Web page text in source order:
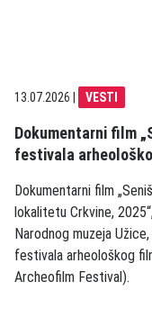
13.07.2026 VESTI
Dokumentarni film
festivala
Dokumentarni film
lokalitetu Crkvine,
Narodnog muzeja
festivala arheološkog
Archeofilm Festival).